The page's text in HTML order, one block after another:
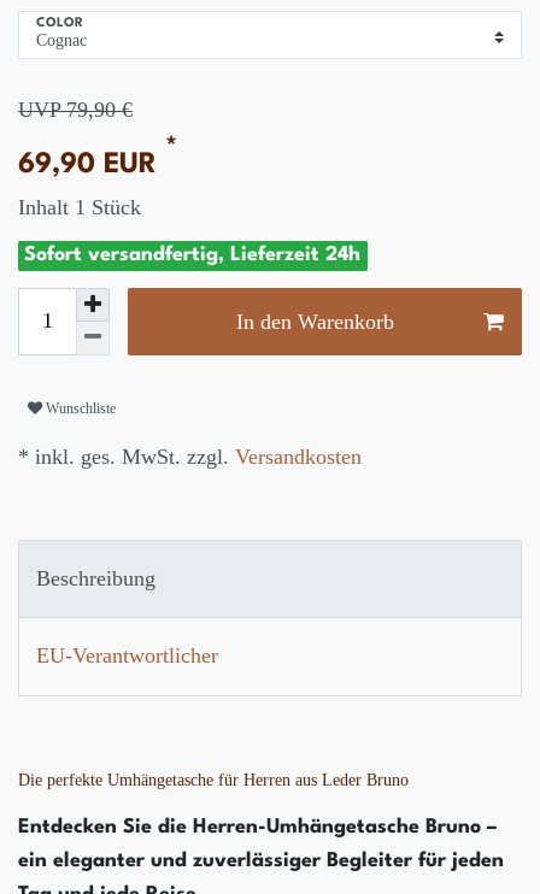
COLOR
UVP 79,90 €
69,90 EUR
*
Inhalt 1 Stück
Sofort versandfertig, Lieferzeit 24h
In den Warenkorb
Wunschliste
* inkl. ges. MwSt. zzgl. Versandkosten
Beschreibung
EU-Verantwortlicher
Die perfekte Umhängetasche für Herren aus Leder Bruno
Entdecken Sie die Herren-Umhängetasche Bruno –
ein eleganter und zuverlässiger Begleiter für jeden